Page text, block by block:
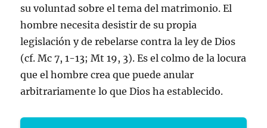
su voluntad sobre el tema del matrimonio. El
hombre necesita desistir de su propia
legislación y de rebelarse contra la ley de Dios
(cf. Mc 7, 1-13; Mt 19, 3). Es el colmo de la locura
que el hombre crea que puede anular
arbitrariamente lo que Dios ha establecido.